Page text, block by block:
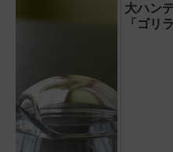
大ハン
「ゴリ